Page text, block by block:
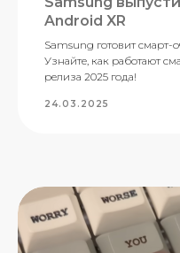
Android XR
Samsung готовит
Узнайте, как работают
релиза 2025 года!
24.03.2025